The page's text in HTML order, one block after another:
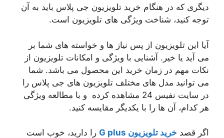
دیگری که در هنگام خرید تلویزیون جی پلاس باید به آن
توجه کنید، شناخت ویژگی های تلویزیون است.
آیا این تلویزیون از پس نیاز ها و خواسته های شما بر
می آید یا خیر. آشنایی با ویژگی و امکانات تلویزیون از
نکات مهم در زمان خرید این محصول می باشد. شما
می توانید مدل های مختلف تلویزیون های جی پلاس را
در سایت نفیس 24 مشاهده کرده و با مطالعه ویژگی
هر کدام، آن ها را با یکدیگر مقایسه کنید.
اگر قصد خرید تلویزیون G plus را دارید، خوب است